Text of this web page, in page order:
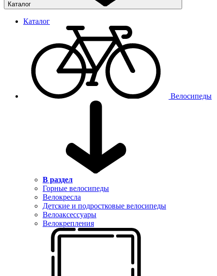
Каталог
Каталог
Велосипеды
В раздел
Горные велосипеды
Велокресла
Детские и подростковые велосипеды
Велоаксессуары
Велокрепления